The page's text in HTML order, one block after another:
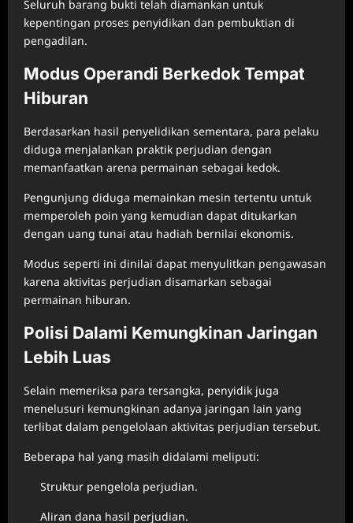
Seluruh barang bukti telah diamankan untuk
kepentingan proses penyidikan dan pembuktian di
pengadilan.
Modus Operandi Berkedok Tempat
Hiburan
Berdasarkan hasil penyelidikan sementara, para pelaku
diduga menjalankan praktik perjudian dengan
memanfaatkan arena permainan sebagai kedok.
Pengunjung diduga memainkan mesin tertentu untuk
memperoleh poin yang kemudian dapat ditukarkan
dengan uang tunai atau hadiah bernilai ekonomis.
Modus seperti ini dinilai dapat menyulitkan pengawasan
karena aktivitas perjudian disamarkan sebagai
permainan hiburan.
Polisi Dalami Kemungkinan Jaringan
Lebih Luas
Selain memeriksa para tersangka, penyidik juga
menelusuri kemungkinan adanya jaringan lain yang
terlibat dalam pengelolaan aktivitas perjudian tersebut.
Beberapa hal yang masih didalami meliputi:
Struktur pengelola perjudian.
Aliran dana hasil perjudian.